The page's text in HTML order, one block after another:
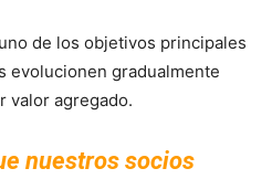
de los objetivos principales
evolucionen gradualmente
valor agregado.
nuestros socios